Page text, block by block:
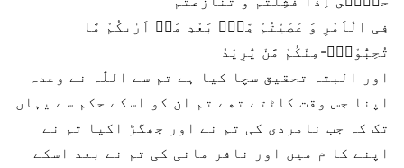
فِی الْاَمْرِ وَ عَصَیْتُمْ مِّنْۢ بَعْدِ مَاۤ اَرٰىكُمْ مَّا
تُحِبُّوْنَؕ-مِنْكُمْ مَّنْ یُّرِیْدُ
اور البتہ تحقیق سچا کیا ہے تم سے اللّٰہ نے وعدہ
اپنا جس وقت کاٹتے تھے تم ان کو اسکے حکم سے یہاں
تک کہ جب نامردی کی تم نے اور جھگڑ اکیا تم نے
اپنے کا م میں اور نافر مانی کی تم نے بعد اسکے